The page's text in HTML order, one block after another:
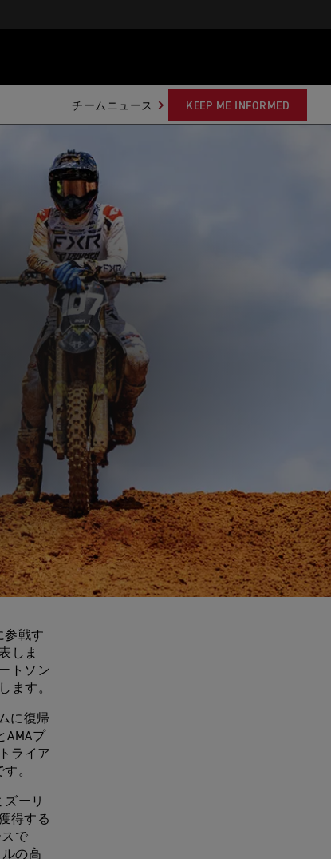
チームニュース KEEP ME INFORMED
参戦す
しま
トソン
ます。
に復帰
AMAプ
ライア
。
ーリ
得する
で
の高